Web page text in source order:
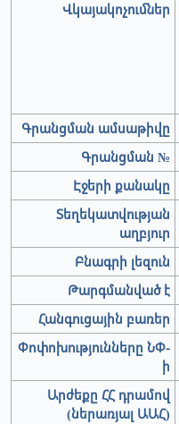
Վկայակոչումներ
Գրանցման ամսաթիվը
Գրանցման №
Էջերի քանակը
Տեղեկատվության
աղբյուր
Բնագրի լեզուն
Թարգմանված է
Հանգուցային բառեր
Փոփոխությունները ՆՓ-
ի
Արժեքը ՀՀ դրամով
(ներառյալ ԱԱՀ)